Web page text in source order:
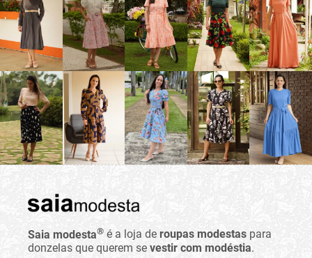
Saia modesta® é a loja de roupas modestas para
donzelas que querem se vestir com modéstia.